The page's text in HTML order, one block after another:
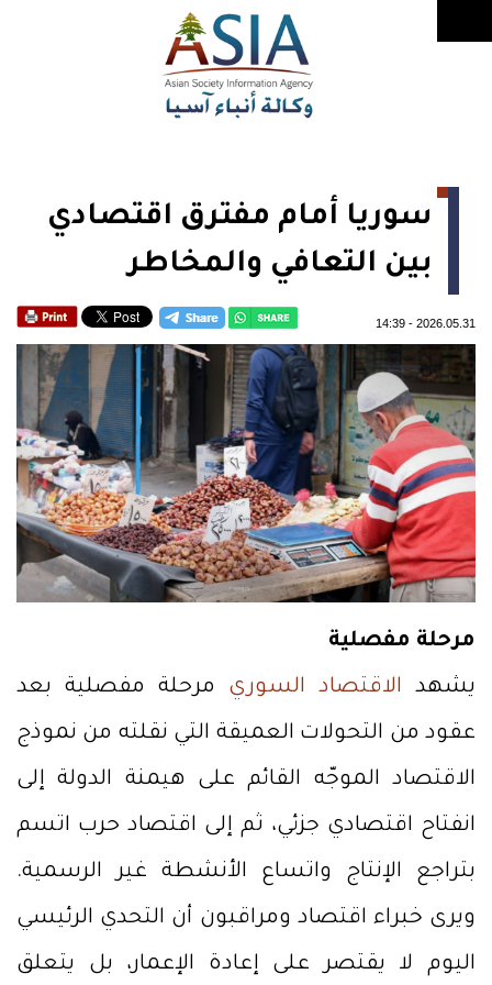
سوريا أمام مفترق اقتصادي
بين التعافي والمخاطر
2026.05.31
-
14:39
مرحلة مفصلية
يشهد الاقتصاد السوري مرحلة مفصلية بعد
عقود من التحولات العميقة التي نقلته من نموذج
الاقتصاد الموجّه القائم على هيمنة الدولة إلى
انفتاح اقتصادي جزئي، ثم إلى اقتصاد حرب اتسم
بتراجع الإنتاج واتساع الأنشطة غير الرسمية.
ويرى خبراء اقتصاد ومراقبون أن التحدي الرئيسي
اليوم لا يقتصر على إعادة الإعمار، بل يتعلق